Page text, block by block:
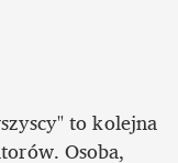
to kolejna
Osoba,